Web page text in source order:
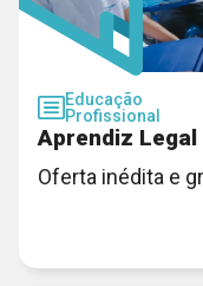
Educação
Profissional
Aprendiz
Oferta inédita e